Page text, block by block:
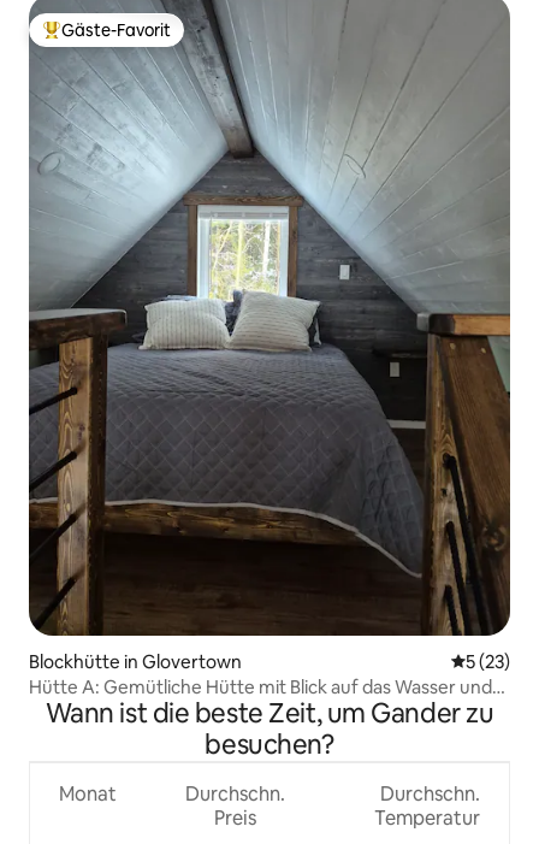
Beliebter Gäste-Favorit.
Gäste-Favorit
Blockhütte in Glovertown
5 (23)
Hütte A: Gemütliche Hütte mit Blick auf das Wasser und
Feuerstelle
Wann ist die beste Zeit, um Gander zu
besuchen?
Monat
Durchschn.
Preis
Durchschn.
Temperatur